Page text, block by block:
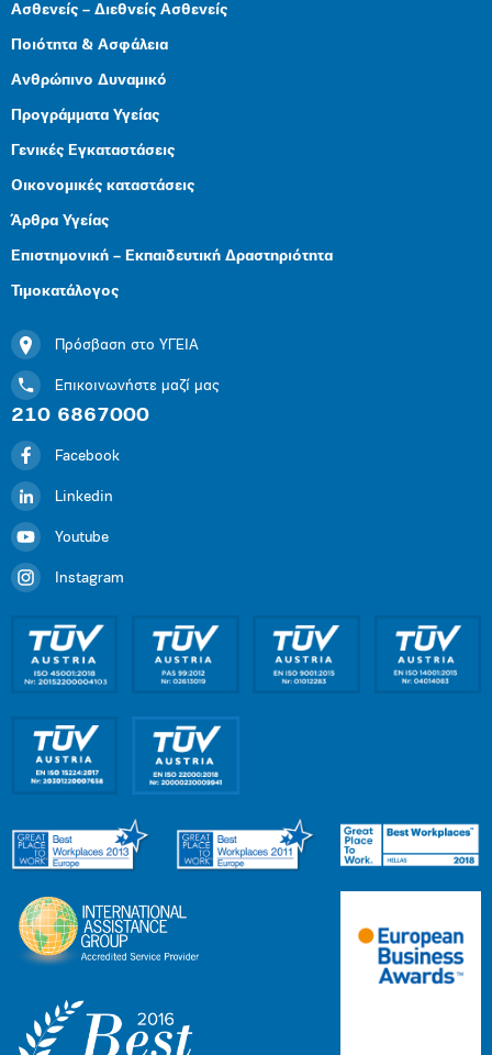
Ασθενείς – Διεθνείς Ασθενείς
Ποιότητα & Ασφάλεια
Ανθρώπινο Δυναμικό
Προγράμματα Υγείας
Γενικές Εγκαταστάσεις
Οικονομικές καταστάσεις
Άρθρα Υγείας
Επιστημονική – Εκπαιδευτική Δραστηριότητα
Τιμοκατάλογος
Πρόσβαση στο ΥΓΕΙΑ
Επικοινωνήστε μαζί μας
210 6867000
Facebook
Linkedin
Youtube
Instagram